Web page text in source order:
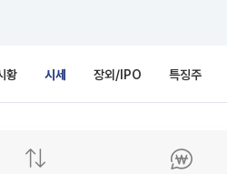
황 시세 장외/IPO 특징주